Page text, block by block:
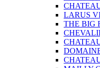
LARUS
THE BIG